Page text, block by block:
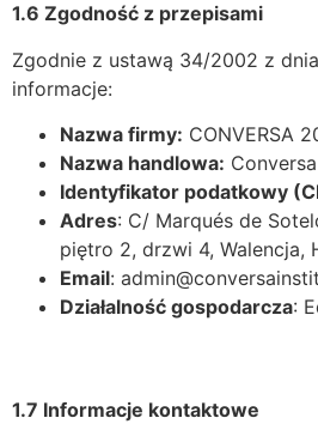
1.6 Zgodność z przepisami
Zgodnie z ustawą 34/2002 z
informacje:
Nazwa firmy: CONVERSA
Nazwa handlowa:
Identyfikator podatkowy
Adres: C/ Marqués de
piętro 2, drzwi 4, Walencja,
Email:
Działalność gospodarcza:
1.7 Informacje kontaktowe